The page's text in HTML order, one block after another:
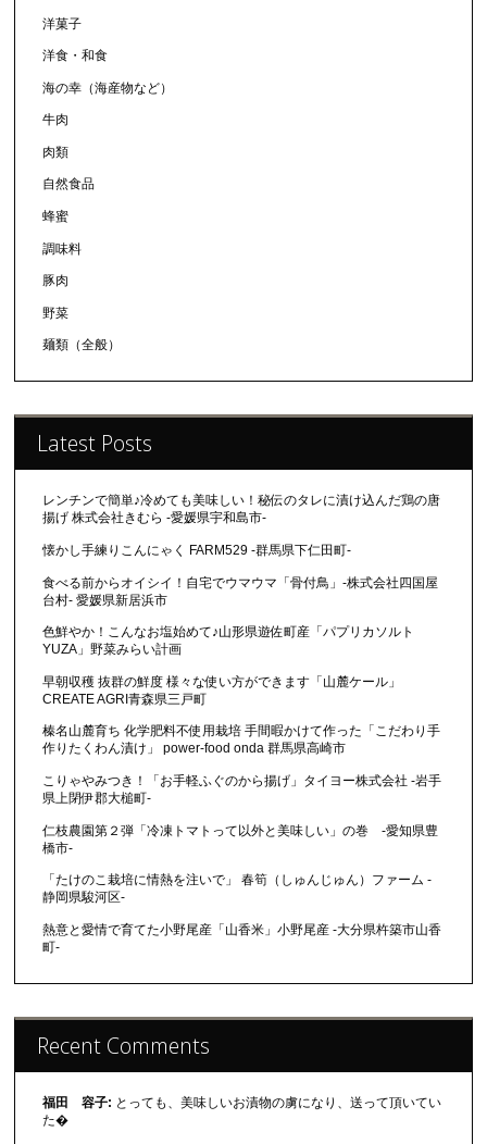
洋菓子
洋食・和食
海の幸（海産物など）
牛肉
肉類
自然食品
蜂蜜
調味料
豚肉
野菜
麺類（全般）
Latest Posts
レンチンで簡単♪冷めても美味しい！秘伝のタレに漬け込んだ鶏の唐
揚げ 株式会社きむら -愛媛県宇和島市-
懐かし手練りこんにゃく FARM529 -群馬県下仁田町-
食べる前からオイシイ！自宅でウマウマ「骨付鳥」-株式会社四国屋
台村- 愛媛県新居浜市
色鮮やか！こんなお塩始めて♪山形県遊佐町産「パプリカソルト
YUZA」野菜みらい計画
早朝収穫 抜群の鮮度 様々な使い方ができます「山麓ケール」
CREATE AGRI青森県三戸町
榛名山麓育ち 化学肥料不使用栽培 手間暇かけて作った「こだわり手
作りたくわん漬け」 power-food onda 群馬県高崎市
こりゃやみつき！「お手軽ふぐのから揚げ」タイヨー株式会社 -岩手
県上閉伊郡大槌町-
仁枝農園第２弾「冷凍トマトって以外と美味しい」の巻 -愛知県豊
橋市-
「たけのこ栽培に情熱を注いで」 春筍（しゅんじゅん）ファーム -
静岡県駿河区-
熱意と愛情で育てた小野尾産「山香米」小野尾産 -大分県杵築市山香
町-
Recent Comments
福田 容子: とっても、美味しいお漬物の虜になり、送って頂いてい
た�